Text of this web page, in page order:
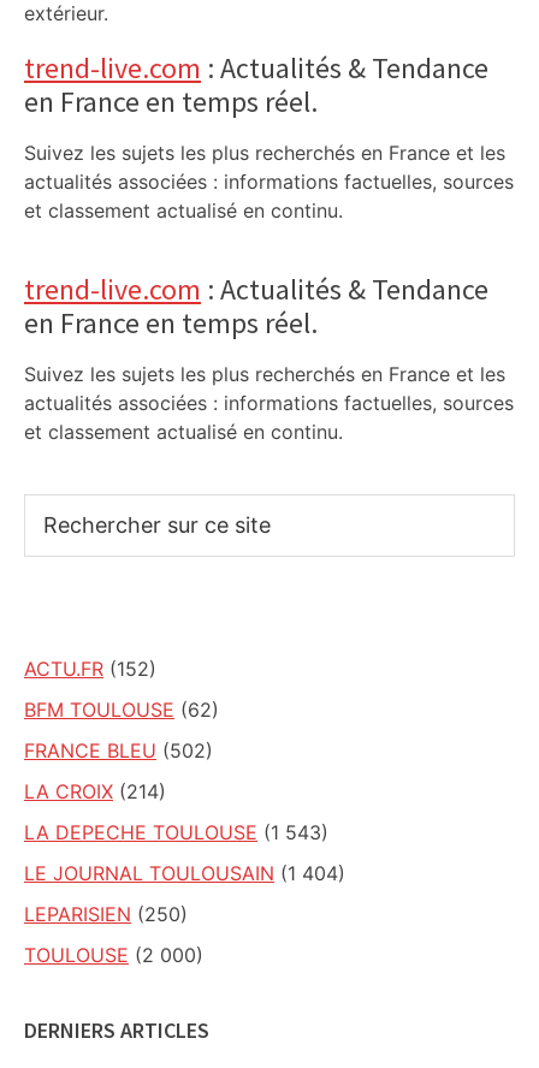
extérieur.
trend-live.com : Actualités & Tendance
en France en temps réel.
Suivez les sujets les plus recherchés en France et les
actualités associées : informations factuelles, sources
et classement actualisé en continu.
trend-live.com : Actualités & Tendance
en France en temps réel.
Suivez les sujets les plus recherchés en France et les
actualités associées : informations factuelles, sources
et classement actualisé en continu.
sur
ACTU.FR (152)
BFM TOULOUSE (62)
FRANCE BLEU (502)
LA CROIX (214)
LA DEPECHE TOULOUSE (1 543)
LE JOURNAL TOULOUSAIN (1 404)
LEPARISIEN (250)
TOULOUSE (2 000)
DERNIERS ARTICLES